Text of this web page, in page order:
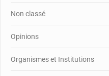
Non classé
Opinions
Organismes et Institutions